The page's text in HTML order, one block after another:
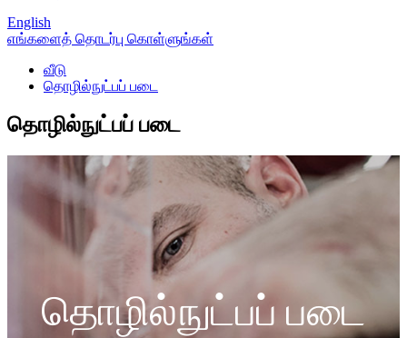
English
எங்களைத் தொடர்பு கொள்ளுங்கள்
வீடு
தொழில்நுட்பப் படை
தொழில்நுட்பப் படை
தொழில்நுட்பப் படை